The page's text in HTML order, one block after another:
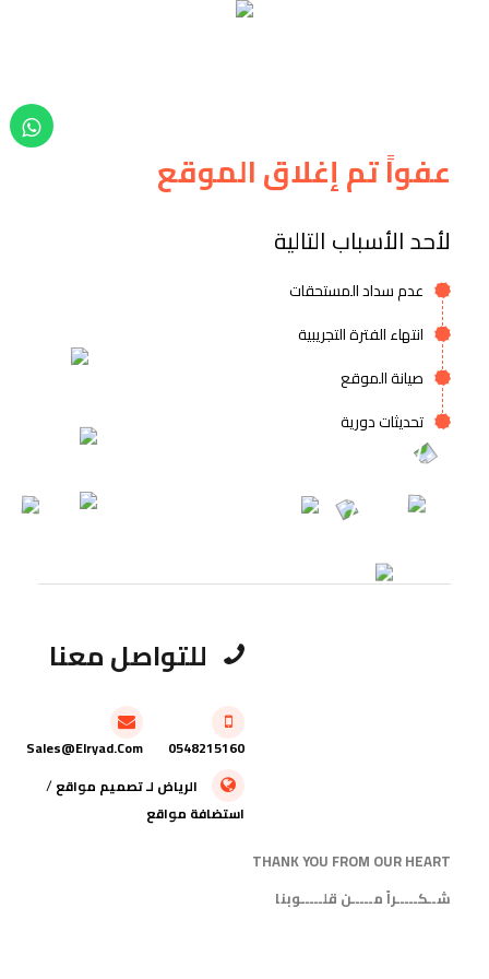
عفواً تم إغلاق الموقع
لأحد الأسباب التالية
عدم سداد المستحقات
انتهاء الفترة التجريبية
صيانة الموقع
تحديثات دورية
للتواصل معنا
0548215160
Sales@elryad.com
الرياض لـتصميم مواقع/
استضافة مواقع
THANK YOU FROM OUR HEART
شــكـــــراً مـــــن قلـــــوبنا